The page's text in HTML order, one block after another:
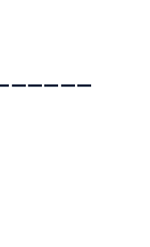
ーーーーー